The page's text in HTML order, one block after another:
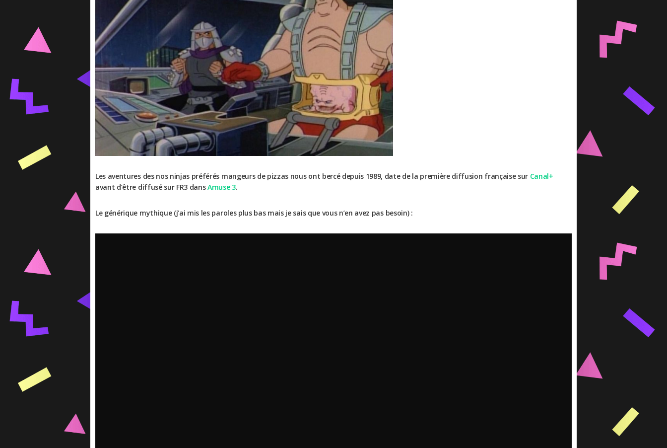
Les aventures des nos ninjas préférés mangeurs de pizzas nous ont bercé depuis 1989, date de la première diffusion française sur Canal+
avant d’être diffusé sur FR3 dansAmuse 3.
Le générique mythique (j’ai mis les paroles plus bas mais je sais que vous n’en avez pas besoin) :